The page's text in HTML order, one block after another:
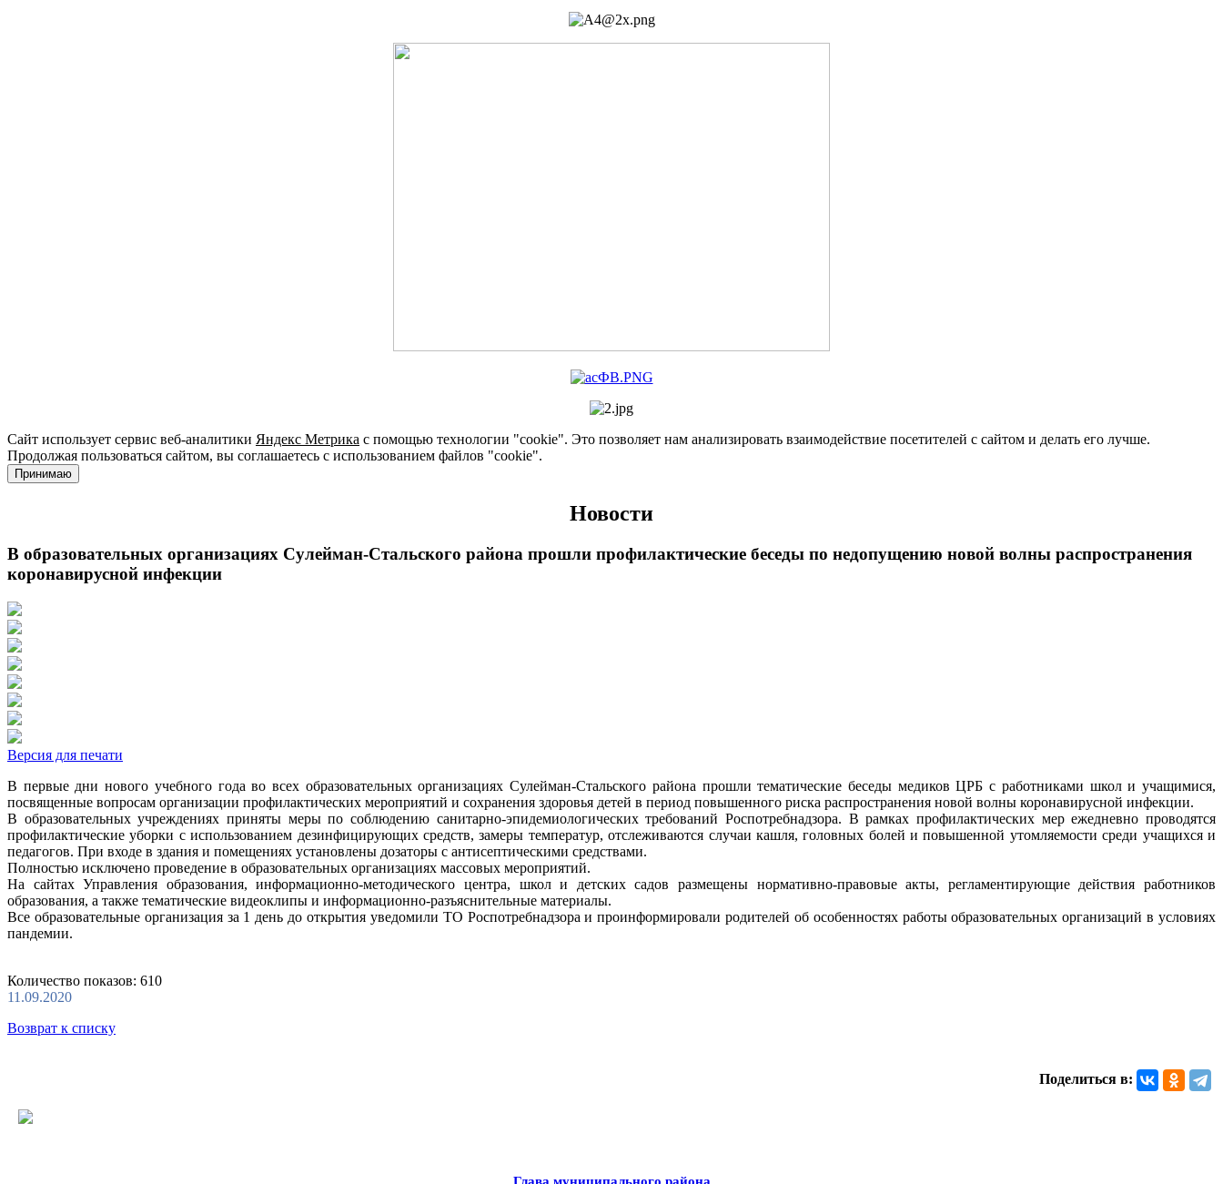
Сайт использует сервис веб-аналитики Яндекс Метрика с помощью технологии "cookie". Это позволяет нам анализировать взаимодействие посетителей с сайтом и делать его лучше.
Продолжая пользоваться сайтом, вы соглашаетесь с использованием файлов "cookie".
Принимаю
Новости
В образовательных организациях Сулейман-Стальского района прошли профилактические беседы по недопущению новой волны распространения
коронавирусной инфекции
Версия для печати
В первые дни нового учебного года во всех образовательных организациях Сулейман-Стальского района прошли тематические беседы медиков ЦРБ с работниками школ и учащимися,
посвященные вопросам организации профилактических мероприятий и сохранения здоровья детей в период повышенного риска распространения новой волны коронавирусной инфекции.
В образовательных учреждениях приняты меры по соблюдению санитарно-эпидемиологических требований Роспотребнадзора. В рамках профилактических мер ежедневно проводятся
профилактические уборки с использованием дезинфицирующих средств, замеры температур, отслеживаются случаи кашля, головных болей и повышенной утомляемости среди учащихся и
педагогов. При входе в здания и помещениях установлены дозаторы с антисептическими средствами.
Полностью исключено проведение в образовательных организациях массовых мероприятий.
На сайтах Управления образования, информационно-методического центра, школ и детских садов размещены нормативно-правовые акты, регламентирующие действия работников
образования, а также тематические видеоклипы и информационно-разъяснительные материалы.
Все образовательные организация за 1 день до открытия уведомили ТО Роспотребнадзора и проинформировали родителей об особенностях работы образовательных организаций в условиях
пандемии.
Количество показов: 610
11.09.2020
Возврат к списку
Поделиться в: